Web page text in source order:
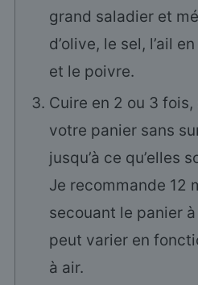
grand saladier et
d’olive, le sel, l’ail
et le poivre.
Cuire en 2 ou 3
votre panier sans
jusqu’à ce qu’elles
Je recommande 12
secouant le panier
peut varier en
à air.